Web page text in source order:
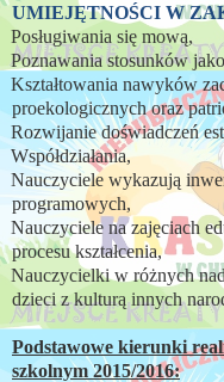
UMIEJĘTNOŚCI W
Posługiwania się mową,
Poznawania stosunków
Kształtowania nawyków
proekologicznych oraz
Rozwijanie doświadczeń
Współdziałania,
Nauczyciele wykazują
programowych,
Nauczyciele na zajęciach
procesu kształcenia,
Nauczycielki w różnych
dzieci z kulturą innych
Podstawowe kierunki
szkolnym 2015/2016: